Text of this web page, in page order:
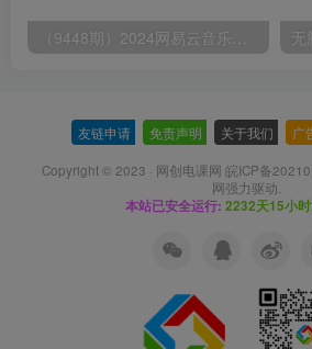
友链申请 免责声明 关于我们 广
Copyright © 2023 · 网创电课网 皖ICP备
网强力驱动.
本站已安全运行: 2232天15小